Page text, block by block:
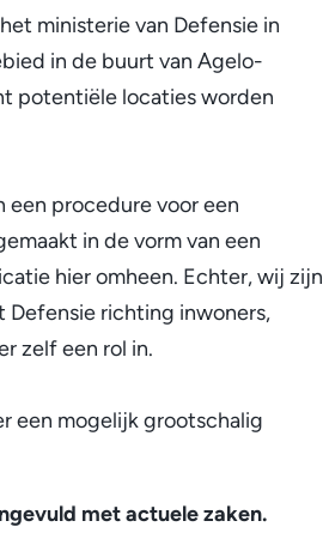
ministerie van Defensie in
in de buurt van Agelo-
potentiële locaties worden
een procedure voor een
in de vorm van een
hier omheen. Echter, wij zijn
richting inwoners,
zelf een rol in.
een mogelijk grootschalig
met actuele zaken.